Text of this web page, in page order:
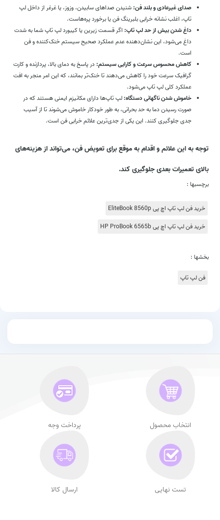
صدای غیرعادی و بلند فن: شنیدن صداهای سابیدن، وزوز، یا غرغر از داخل لپ
تاپ، اغلب نشانه خرابی بلبرینگ فن یا برخورد پره‌هاست.
داغ شدن بیش از حد لپ تاپ: اگر قسمت زیرین یا کیبورد لپ تاپ شما به شدت
داغ می‌شود، این نشان‌دهنده عدم عملکرد صحیح سیستم خنک‌کننده و فن
است.
کاهش محسوس سرعت و کارایی سیستم: در پاسخ به دمای بالا، پردازنده و کارت
گرافیک سرعت خود را کاهش می‌دهند تا خنک‌تر بمانند، که این امر منجر به افت
عملکرد کلی لپ تاپ می‌شود.
خاموش شدن ناگهانی دستگاه: لپ تاپ‌ها دارای مکانیزم ایمنی هستند که در
صورت رسیدن دما به حد بحرانی، به طور خودکار خاموش می‌شوند تا از آسیب
جدی جلوگیری کنند. این یکی از جدی‌ترین علائم خرابی فن است.
توجه به این علائم و اقدام به موقع برای تعویض فن، می‌تواند از هزینه‌های
بالای تعمیرات بعدی جلوگیری کند.
برچسبها :
خرید فن لپ تاپ اچ پی EliteBook 8560p
خرید فن لپ تاپ اچ پی HP ProBook 6565b
بخشها :
فن لپ تاپ
انتخاب محصول پرداخت وجه
تست نهایی ارسال کالا